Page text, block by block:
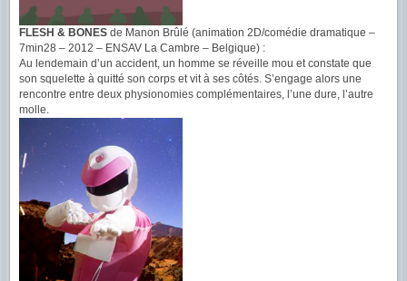
FLESH & BONES de Manon Brûlé (animation 2D/comédie dramatique –
7min28 – 2012 – ENSAV La Cambre – Belgique) :
Au lendemain d’un accident, un homme se réveille mou et constate que
son squelette à quitté son corps et vit à ses côtés. S’engage alors une
rencontre entre deux physionomies complémentaires, l’une dure, l’autre
molle.